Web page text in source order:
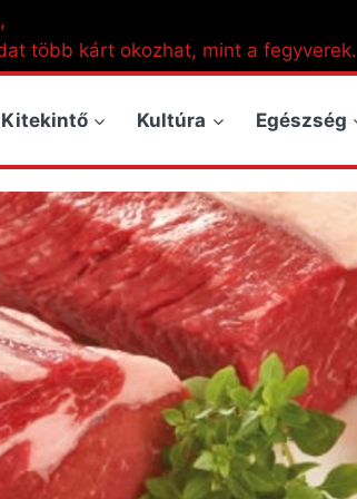
több kárt okozhat, mint a fegyverek.
Kitekintő Kultúra Egészség